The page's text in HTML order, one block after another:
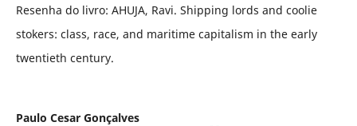
Resenha do livro: AHUJA, Ravi. Shipping lords and coolie
stokers: class, race, and maritime capitalism in the early
twentieth century.
Paulo Cesar Gonçalves